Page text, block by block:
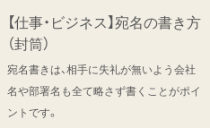
【仕事・ビジネス】宛名の書き方
（封筒）
宛名書きは、相手に失礼が無いよう会社
名や部署名も全て略さず書くことがポイ
ントです。